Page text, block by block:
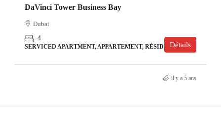
DaVinci Tower Business Bay
Dubai
4
SERVICED APARTMENT, APPARTEMENT, RÉSIDENCEDétails
il y a 5 ans